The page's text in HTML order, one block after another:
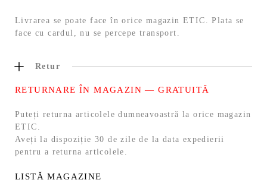
Livrarea se poate face în orice magazin ETIC. Plata se
face cu cardul, nu se percepe transport.
Retur
RETURNARE ÎN MAGAZIN — GRATUITĂ
Puteți returna articolele dumneavoastră la orice magazin
ETIC.
Aveți la dispoziție 30 de zile de la data expedierii
pentru a returna articolele.
LISTĂ MAGAZINE